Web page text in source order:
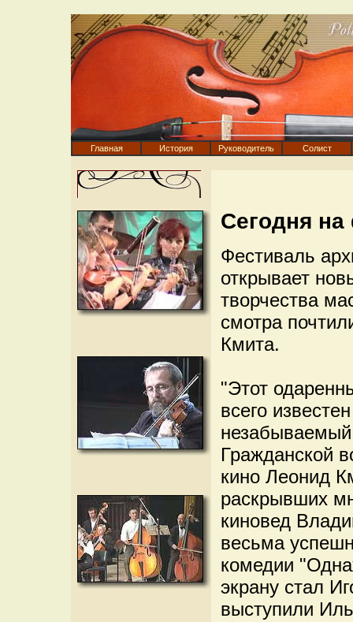
Главная История Руководитель Солист
Сегодня
Фестиваль
открывает
творчества
смотра
Кмита.
"Этот
всего
незабываемый
Гражданской
кино Леонид
раскрывших
киновед
весьма
комедии
экрану стал
выступили